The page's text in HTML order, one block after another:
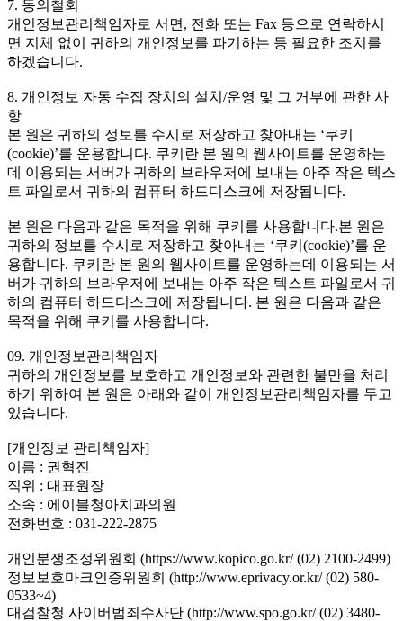
7. 동의철회
개인정보관리책임자로 서면, 전화 또는 Fax 등으로 연락하시
면 지체 없이 귀하의 개인정보를 파기하는 등 필요한 조치를
하겠습니다.
8. 개인정보 자동 수집 장치의 설치/운영 및 그 거부에 관한 사
항
본 원은 귀하의 정보를 수시로 저장하고 찾아내는 ‘쿠키
(cookie)’를 운용합니다. 쿠키란 본 원의 웹사이트를 운영하는
데 이용되는 서버가 귀하의 브라우저에 보내는 아주 작은 텍스
트 파일로서 귀하의 컴퓨터 하드디스크에 저장됩니다.
본 원은 다음과 같은 목적을 위해 쿠키를 사용합니다.본 원은
귀하의 정보를 수시로 저장하고 찾아내는 ‘쿠키(cookie)’를 운
용합니다. 쿠키란 본 원의 웹사이트를 운영하는데 이용되는 서
버가 귀하의 브라우저에 보내는 아주 작은 텍스트 파일로서 귀
하의 컴퓨터 하드디스크에 저장됩니다. 본 원은 다음과 같은
목적을 위해 쿠키를 사용합니다.
09. 개인정보관리책임자
귀하의 개인정보를 보호하고 개인정보와 관련한 불만을 처리
하기 위하여 본 원은 아래와 같이 개인정보관리책임자를 두고
있습니다.
[개인정보 관리책임자]
이름 : 권혁진
직위 : 대표원장
소속 : 에이블청아치과의원
전화번호 : 031-222-2875
개인분쟁조정위원회 (https://www.kopico.go.kr/ (02) 2100-2499)
정보보호마크인증위원회 (http://www.eprivacy.or.kr/ (02) 580-
0533~4)
대검찰청 사이버범죄수사단 (http://www.spo.go.kr/ (02) 3480-